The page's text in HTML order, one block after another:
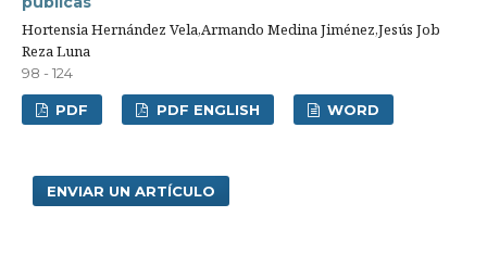
Hortensia Hernández Vela,Armando Medina Jiménez,Jesús Job
Reza Luna
98 - 124
PDF PDF ENGLISH WORD
ENVIAR UN ARTÍCULO